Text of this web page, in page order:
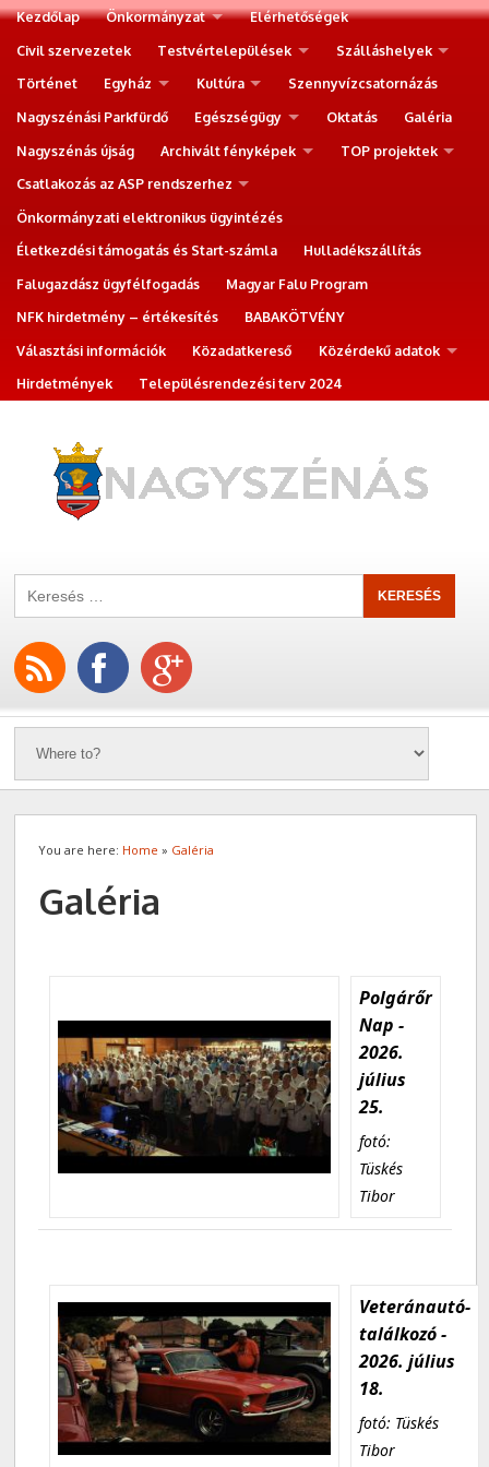
Kezdőlap Önkormányzat
Elérhetőségek
Civil szervezetek
Testvértelepülések
Szálláshelyek
Történet
Egyház Kultúra
Szennyvízcsatornázás
Nagyszénási Parkfürdő
Egészségügy Oktatás
Galéria
Nagyszénás újság
Archivált fényképek
TOP projektek
Csatlakozás az ASP rendszerhez
Önkormányzati elektronikus ügyintézés
Életkezdési támogatás és Start-számla
Hulladékszállítás
Falugazdász ügyfélfogadás
Magyar Falu Program
NFK hirdetmény – értékesítés
BABAKÖTVÉNY
Választási információk
Közadatkereső
Közérdekű adatok
Hirdetmények
Településrendezési terv 2024
You are here: Home » Galéria
Galéria
Polgárőr
Nap -
2026.
július
25.
fotó:
Tüskés
Tibor
Veteránautó-
találkozó -
2026. július
18.
fotó: Tüskés
Tibor